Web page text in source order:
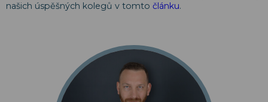
našich úspěšných kolegů v tomto článku.